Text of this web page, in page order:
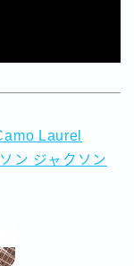
Laurel
ン ジャクソン